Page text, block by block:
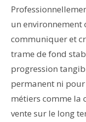
un environnement
communiquer et
trame de fond
progression
permanent ni
métiers comme la
vente sur le long